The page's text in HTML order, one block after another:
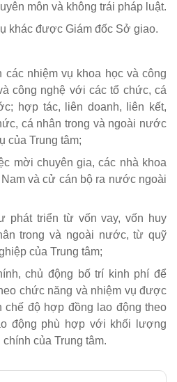
môn và không trái pháp luật.
khác được Giám đốc Sở giao.
nhiệm vụ khoa học và công
công nghệ với các tổ chức, cá
hợp tác, liên doanh, liên kết,
cá nhân trong và ngoài nước
của Trung tâm;
mời chuyên gia, các nhà khoa
và cử cán bộ ra nước ngoài
phát triển từ vốn vay, vốn huy
trong và ngoài nước, từ quỹ
của Trung tâm;
chủ động bố trí kinh phí để
chức năng và nhiệm vụ được
chế độ hợp đồng lao động theo
động phù hợp với khối lượng
của Trung tâm.